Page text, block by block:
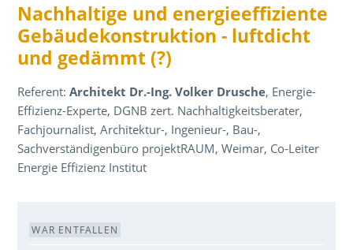
Nachhaltige und energieeffiziente
Gebäudekonstruktion - luftdicht
und gedämmt (?)
Referent:Architekt Dr.-Ing. Volker Drusche, Energie-
Effizienz-Experte, DGNB zert. Nachhaltigkeitsberater,
Fachjournalist, Architektur-, Ingenieur-, Bau-,
Sachverständigenbüro projektRAUM, Weimar, Co-Leiter
Energie Effizienz Institut
Veranstaltungsdaten
WAR ENTFALLEN